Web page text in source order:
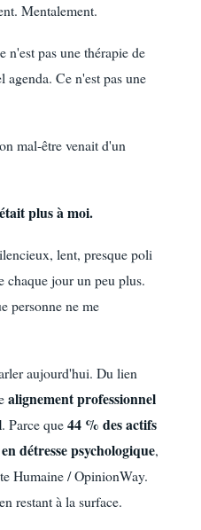
Mentalement.
n'est pas une thérapie de
agenda. Ce n'est pas une
mal-être venait d'un
plus à moi.
lent, presque poli
jour un peu plus.
personne ne me
aujourd'hui. Du lien
alignement professionnel
. Parce que44 % des actifs
détresse psychologique,
Humaine / OpinionWay.
restant à la surface.